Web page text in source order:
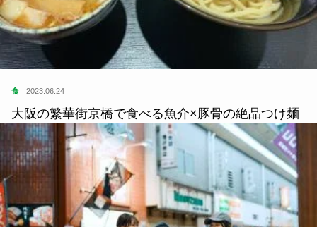
食 2023.06.24
大阪の繁華街京橋で食べる魚介×豚骨の絶品つけ麺